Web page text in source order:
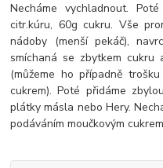
Necháme vychladnout.
citr.kúru, 60g cukru. Vše
nádoby (menší pekáč),
smíchaná se zbytkem cukru
(můžeme ho případně
cukrem). Poté přidáme
plátky másla nebo Hery.
podáváním moučkovým